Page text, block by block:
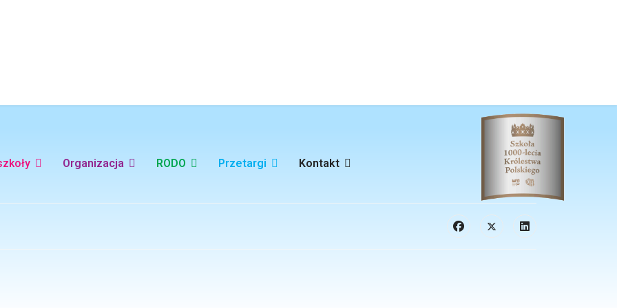
Organizacja RODO Przetargi Kontakt